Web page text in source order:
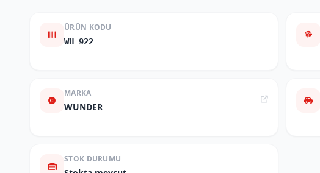
ÜRÜN KODU
WH 922
MARKA
WUNDER
STOK DURUMU